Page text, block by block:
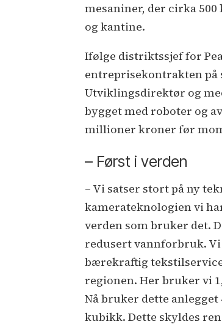
mesaniner, der cirka
og kantine.
Ifølge distriktssjef for
entreprisekontrakten på
Utviklingsdirektør og
bygget med roboter og
millioner kroner før
– Først i verden
– Vi satser stort på ny
kamerateknologien vi
verden som bruker det.
redusert vannforbruk. Vi
bærekraftig
regionen. Her bruker vi
Nå bruker dette
kubikk. Dette skyldes